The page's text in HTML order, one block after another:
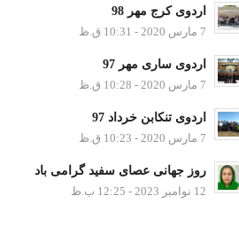
اردوی کرج مهر 98
7 مارس 2020 - 10:31 ق.ظ
اردوی ساری مهر 97
7 مارس 2020 - 10:28 ق.ظ
اردوی تنکابن خرداد 97
7 مارس 2020 - 10:23 ق.ظ
روز جهانی عصای سفید گرامی باد
12 نوامبر 2023 - 12:25 ب.ظ